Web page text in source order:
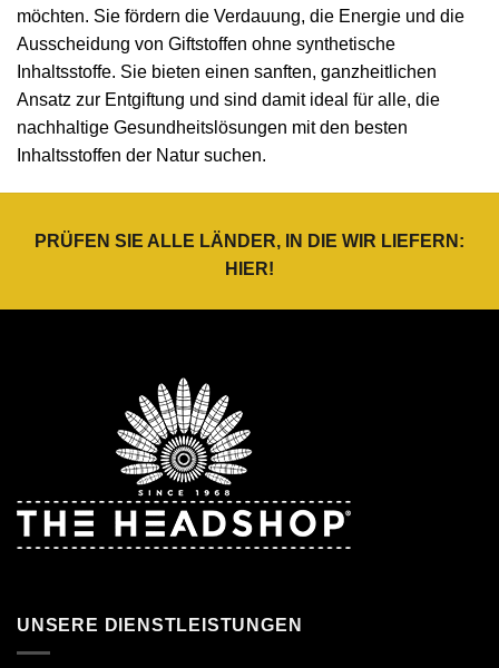
möchten. Sie fördern die Verdauung, die Energie und die
Ausscheidung von Giftstoffen ohne synthetische
Inhaltsstoffe. Sie bieten einen sanften, ganzheitlichen
Ansatz zur Entgiftung und sind damit ideal für alle, die
nachhaltige Gesundheitslösungen mit den besten
Inhaltsstoffen der Natur suchen.
PRÜFEN SIE ALLE LÄNDER, IN DIE WIR LIEFERN:
HIER!
UNSERE DIENSTLEISTUNGEN